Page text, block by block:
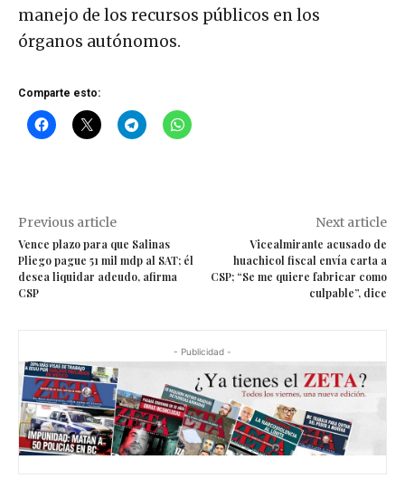
manejo de los recursos públicos en los
órganos autónomos.
Comparte esto:
Previous article
Vence plazo para que Salinas
Pliego pague 51 mil mdp al SAT; él
desea liquidar adeudo, afirma
CSP
Next article
Vicealmirante acusado de
huachicol fiscal envía carta a
CSP; “Se me quiere fabricar como
culpable”, dice
- Publicidad -